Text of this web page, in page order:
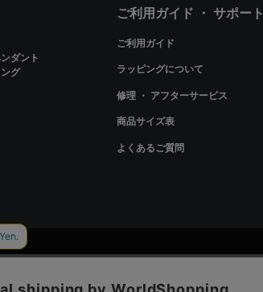
ダント
グ
ご利用ガイド ・ サポート
ご利用ガイド
ラッピングについて
修理 ・ アフターサービス
商品サイズ表
よくあるご質問
ページがございます。